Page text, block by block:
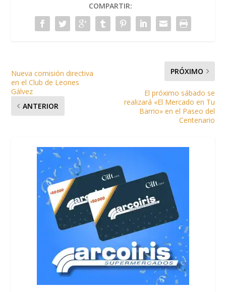
COMPARTIR:
Nueva comisión directiva
en el Club de Leones
Gálvez
ANTERIOR
PRÓXIMO
El próximo sábado se
realizará «El Mercado en Tu
Barrio» en el Paseo del
Centenario